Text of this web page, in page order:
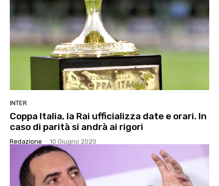
INTER
Coppa Italia, la Rai ufficializza date e orari. In
caso di parità si andrà ai rigori
Redazione - 10 Giugno 2020